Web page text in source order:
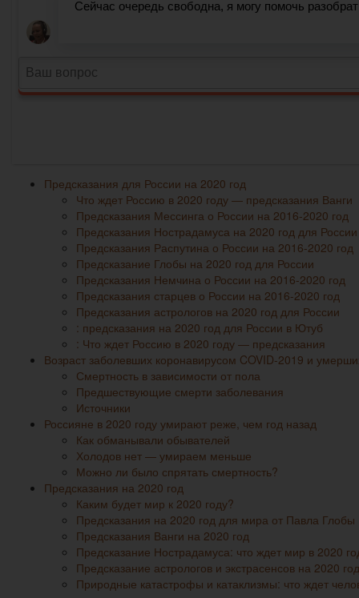
Предсказания для России на 2020 год
Что ждет Россию в 2020 году ― предсказания Ванги
Предсказания Мессинга о России на 2016-2020 год
Предсказания Нострадамуса на 2020 год для России
Предсказания Распутина о России на 2016-2020 год
Предсказание Глобы на 2020 год для России
Предсказания Немчина о России на 2016-2020 год
Предсказания старцев о России на 2016-2020 год
Предсказания астрологов на 2020 год для России
: предсказания на 2020 год для России в Ютуб
: Что ждет Россию в 2020 году ― предсказания
Возраст заболевших коронавирусом COVID-2019 и
Смертность в зависимости от пола
Предшествующие смерти заболевания
Источники
Россияне в 2020 году умирают реже, чем год назад
Как обманывали обывателей
Холодов нет — умираем меньше
Можно ли было спрятать смертность?
Предсказания на 2020 год
Каким будет мир к 2020 году?
Предсказания на 2020 год для мира от Павла Глобы
Предсказания Ванги на 2020 год
Предсказание Нострадамуса: что ждет мир в 2020
Предсказание астрологов и экстрасенсов на 2020 год
Природные катастрофы и катаклизмы: что ждет